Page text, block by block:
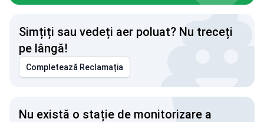
Simțiți sau vedeți aer poluat? Nu treceți
pe lângă!
Completează Reclamația
Nu există o stație de monitorizare a